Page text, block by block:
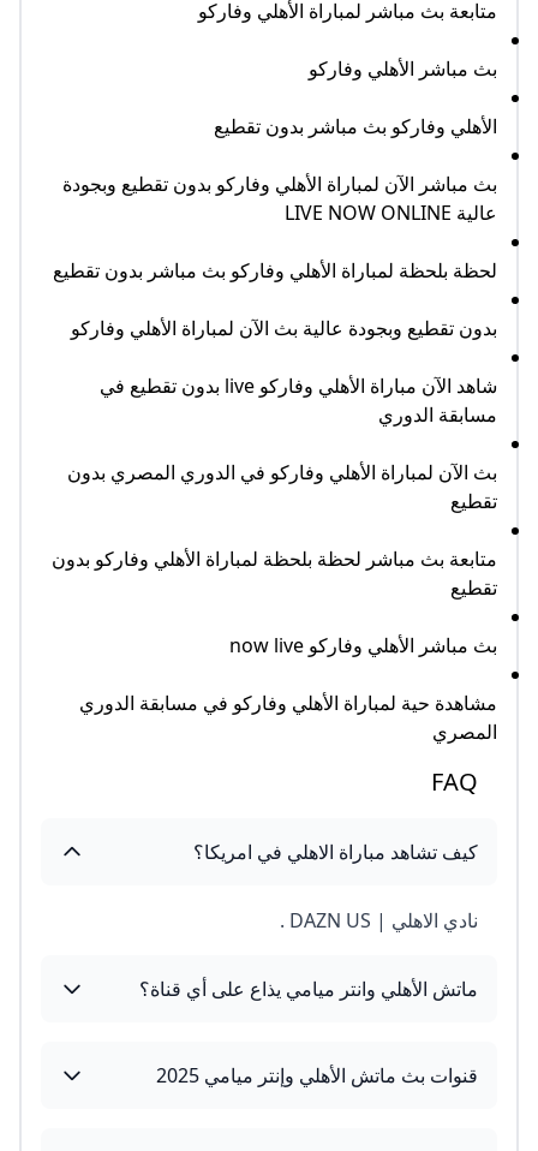
متابعة بث مباشر لمباراة الأهلي وفاركو
بث مباشر الأهلي وفاركو
الأهلي وفاركو بث مباشر بدون تقطيع
بث مباشر الآن لمباراة الأهلي وفاركو بدون تقطيع وبجودة
عالية LIVE NOW ONLINE
لحظة بلحظة لمباراة الأهلي وفاركو بث مباشر بدون تقطيع
بدون تقطيع وبجودة عالية بث الآن لمباراة الأهلي وفاركو
شاهد الآن مباراة الأهلي وفاركو live بدون تقطيع في
مسابقة الدوري
بث الآن لمباراة الأهلي وفاركو في الدوري المصري بدون
تقطيع
متابعة بث مباشر لحظة بلحظة لمباراة الأهلي وفاركو بدون
تقطيع
بث مباشر الأهلي وفاركو now live
مشاهدة حية لمباراة الأهلي وفاركو في مسابقة الدوري
المصري
FAQ
كيف تشاهد مباراة الاهلي في امريكا؟
نادي الاهلي | DAZN US .
ماتش الأهلي وانتر ميامي يذاع على أي قناة؟
قنوات بث ماتش الأهلي وإنتر ميامي 2025